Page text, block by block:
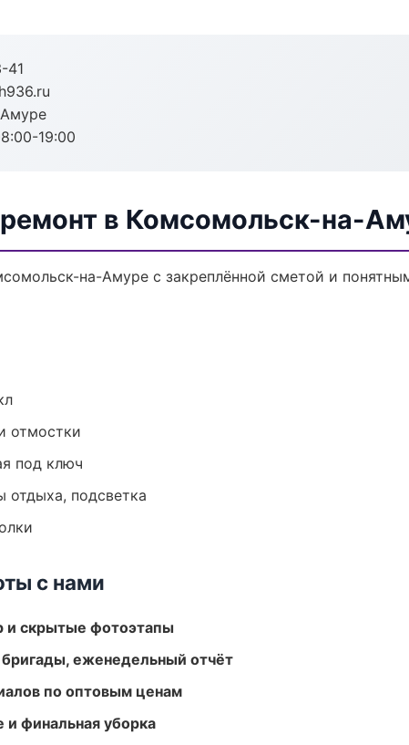
41
19:00
в Комсомольск-на-
на-Амуре с закреплённой сметой и
отмостки
под ключ
подсветка
с нами
и скрытые фотоэтапы
еженедельный отчёт
по оптовым ценам
и финальная уборка